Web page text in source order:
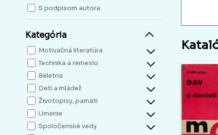
S podpisom autora
Kategória
Motivačná literatúra
Technika a remeslo
Beletria
Deti a mládež
Životopisy, pamäti
Umenie
Spoločenské vedy